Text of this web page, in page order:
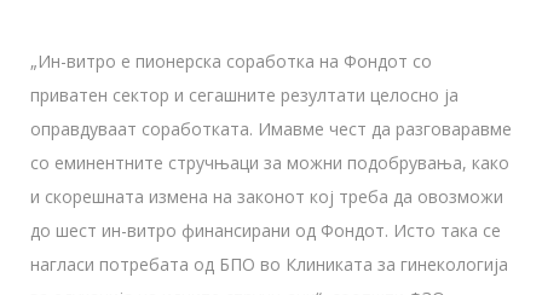
„Ин-витро е пионерска соработка на Фондот со
приватен сектор и сегашните резултати целосно ја
оправдуваат соработката. Имавме чест да разговаравме
со еминентните стручњаци за можни подобрувања, како
и скорешната измена на законот кој треба да овозможи
до шест ин-витро финансирани од Фондот. Исто така се
нагласи потребата од БПО во Клиниката за гинекологија